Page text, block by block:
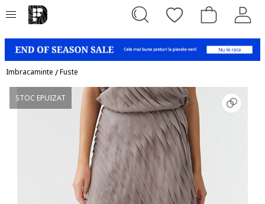
Imbracaminte /Fuste
STOC EPUIZAT